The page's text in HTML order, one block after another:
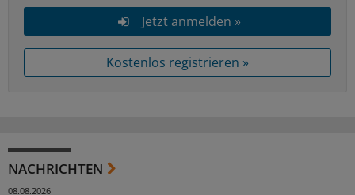
Jetzt anmelden »
Kostenlos registrieren »
NACHRICHTEN
08.08.2026